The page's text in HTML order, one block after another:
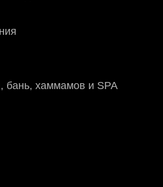
(внутри третьего транспортного
оговаривается.
заказе свыше 100 000 руб.
груз: 1200 руб.
: Тариф по Москве + 50 руб./км в
транспортной компанией до
по тарифам транспортной
по адресу признспортной компании.
бань, хаммамов и SPA